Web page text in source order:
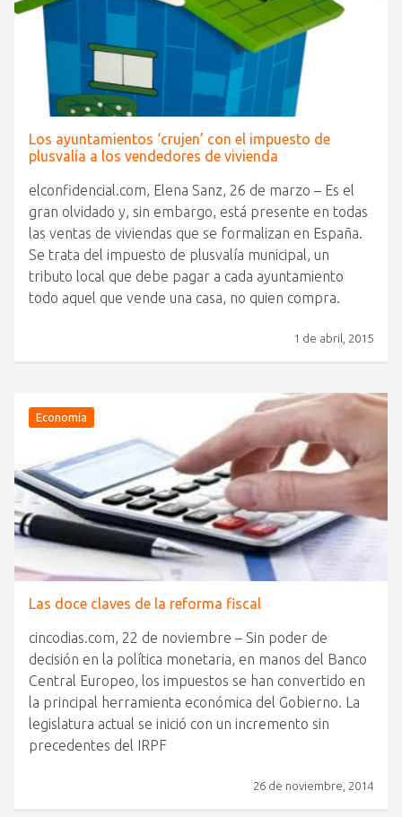
Los ayuntamientos ‘crujen’ con el impuesto de
plusvalía a los vendedores de vivienda
elconfidencial.com, Elena Sanz, 26 de marzo – Es el
gran olvidado y, sin embargo, está presente en todas
las ventas de viviendas que se formalizan en España.
Se trata del impuesto de plusvalía municipal, un
tributo local que debe pagar a cada ayuntamiento
todo aquel que vende una casa, no quien compra.
1 de abril, 2015
Economía
Las doce claves de la reforma fiscal
cincodias.com, 22 de noviembre – Sin poder de
decisión en la política monetaria, en manos del Banco
Central Europeo, los impuestos se han convertido en
la principal herramienta económica del Gobierno. La
legislatura actual se inició con un incremento sin
precedentes del IRPF
26 de noviembre, 2014